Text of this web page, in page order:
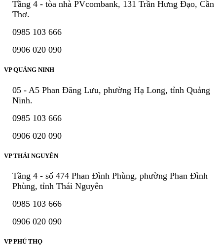
Tầng 4 - tòa nhà PVcombank, 131 Trần Hưng Đạo, Cần
Thơ.
0985 103 666
0906 020 090
VP QUẢNG NINH
05 - A5 Phan Đăng Lưu, phường Hạ Long, tỉnh Quảng
Ninh.
0985 103 666
0906 020 090
VP THÁI NGUYÊN
Tầng 4 - số 474 Phan Đình Phùng, phường Phan Đình
Phùng, tỉnh Thái Nguyên
0985 103 666
0906 020 090
VP PHÚ THỌ